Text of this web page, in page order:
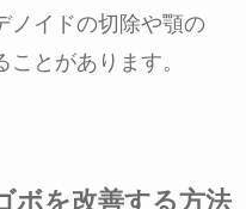
ノイドの切除や顎の
とがあります。
ボを改善する方法